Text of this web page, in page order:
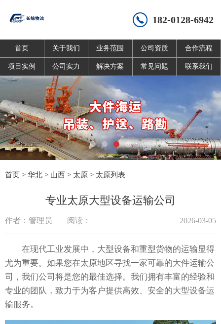
182-0128-6942
首页 关于我们 业务范围 公司资质 合作流程
项目实例 公司实力 解决方案 常见问题 联系我们
首页 > 华北 > 山西 > 太原 > 太原列表
专业太原大型设备运输公司
作者：管理员 阅读： 2026-03-05
在现代工业发展中，大型设备和重型货物的运输显得
尤为重要。如果您在太原地区寻找一家可靠的大件运输公
司，我们公司将是您的最佳选择。我们拥有丰富的经验和
专业的团队，致力于为客户提供高效、安全的大型设备运
输服务。